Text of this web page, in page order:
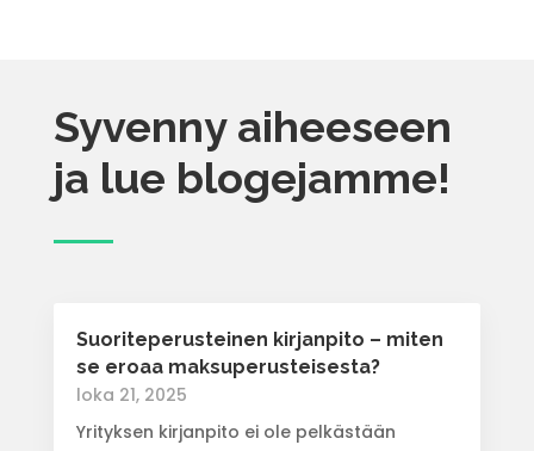
Syvenny aiheeseen
ja lue blogejamme!
Suoriteperusteinen kirjanpito – miten
se eroaa maksuperusteisesta?
loka 21, 2025
Yrityksen kirjanpito ei ole pelkästään